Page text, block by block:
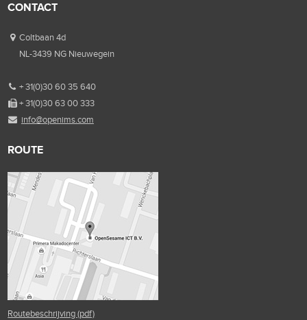
CONTACT
Coltbaan 4d
NL-3439 NG Nieuwegein
+ 31(0)30 60 35 640
+ 31(0)30 63 00 333
info@openims.com
ROUTE
Routebeschrijving (pdf)